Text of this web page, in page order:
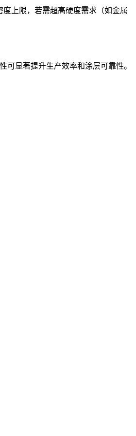
上限，若需超高硬度需求（如金属
显著提升生产效率和涂层可靠性。